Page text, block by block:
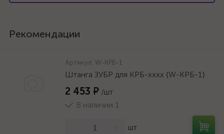
Рекомендации
Артикул: W-КРБ-1
Штанга ЗУБР для КРБ-хххх {W-КРБ-1}
2 453 ₽ /шт
В наличии 1
шт